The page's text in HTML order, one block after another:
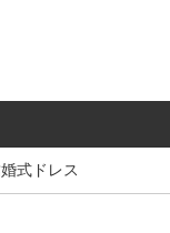
式ドレス